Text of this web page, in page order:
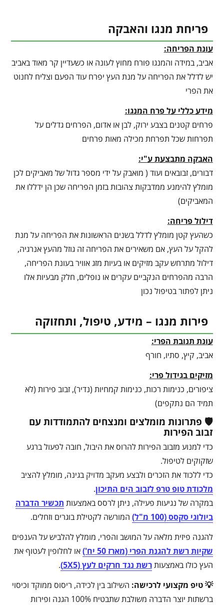
פריחת מנגו והאבקה
עונת הפריחה:
אביב, במידה והמנגו פורח מחוץ לעונה או כשעדיין קר מאוד באביב
יש לדלל את הפריחה על מנת העץ יפרח עוד הפעם וצליח לחנוט
את הפרי
מידע כללי על פרח המנגו:
פרחים קטנים בצבע ירוק, לבן או אדום, הפרחים גדלים על
תפרחות שכל תפרחת מכילה מאות פרחים
האבקה מתבצעת ע"י:
דבורים, זבובאים ועוד ( מואבק על ידי מספר גדול של מאביקים לכן
מומלץ להימנע ממדבקות צהובות בזמן הפריחה שכן הן ידללו את
המאביקים)
דילול פריחה:
כשהעץ קטן מומלץ לדלל בשנים הראשונות את הפריחה על מנת
להקל על העץ, אם משאירים את הפריחה זה גוזל מהעץ אנרגיה,
דילול מתרחש עקב מזיקים או בעיות מזג אוויר בעונת הפריחה,
הרבה מהפרחים הנקביים עקרים או נופלים, חלק מבעיות אלו
ניתן לפתור בטיפול נכון
פירות מנגו – מידע, טיפול, ותחזוקה
עונת תנובת הפרי:
אביב, קיץ, סתיו, חורף
מזיקים בגידול פרי:
ציפורים, כנימות רכות, כנימות קמחיות (נדיר), זבוב פירות (לא
תמיד הם נתקפים)
🛡️ פתרונות מומלצים ומנצחים להתמודדות עם
זבוב הפירות
כדי למנוע מזבוב הפירות להרוס את היבול, חובה לפעול ברגע
שזקוקים לטיפול.
כדי ללכוד את הזכרים ולבצע מעקב מדויק בגינה, מומלץ להציב
מלכודת טופ טרפ לזבוב הים התיכון.
במקרה של נגיעות פעילה, ניתן לרסס באמצעות תכשיר הדברה
ביולוגי סקסס (100 מ"ל)
המורשה לקטילת בוגרים וזחלים.
להגנה פיזית מלאה על המושב והפרי, מומלץ להלביש על הענפים
שקיות רשת להגנת הפרי (מארז 50 יח')
או לחלופין לעטוף את
העץ כולו באמצעותרשת נגד חרקים לעץ (5X5)
.
💡 טיפ מקצועי לרכישה: השילוב בין לכידה, ריסוס ממוקד וכיסוי
ברשתות יוצר הדברה משולבת שתבטיח 100% הגנה ופירות